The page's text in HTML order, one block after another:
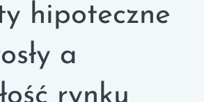
hipoteczne
a